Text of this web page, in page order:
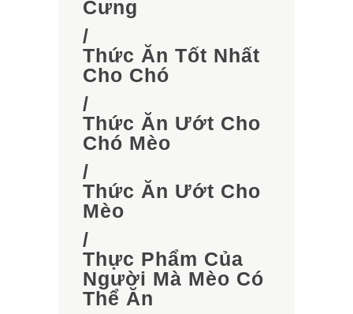
Cưng
/
Thức Ăn Tốt Nhất
Cho Chó
/
Thức Ăn Ướt Cho
Chó Mèo
/
Thức Ăn Ướt Cho
Mèo
/
Thực Phẩm Của
Người Mà Mèo Có
Thể Ăn